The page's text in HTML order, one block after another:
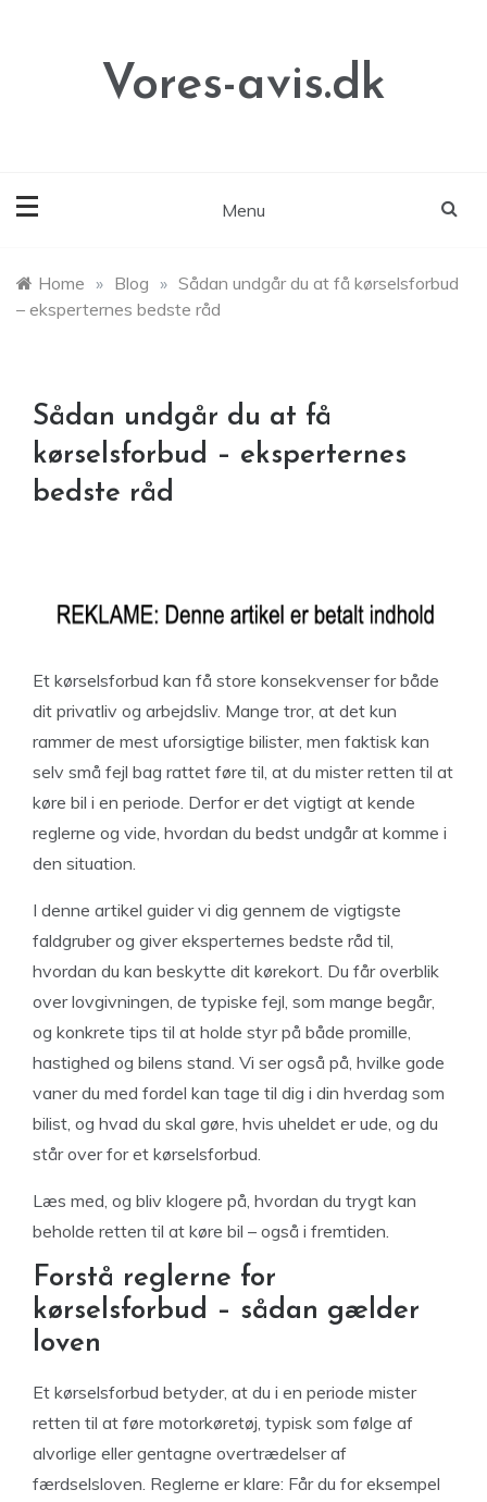
Vores-avis.dk
Menu
Home » Blog » Sådan undgår du at få kørselsforbud
– eksperternes bedste råd
Sådan undgår du at få
kørselsforbud – eksperternes
bedste råd
Et kørselsforbud kan få store konsekvenser for både
dit privatliv og arbejdsliv. Mange tror, at det kun
rammer de mest uforsigtige bilister, men faktisk kan
selv små fejl bag rattet føre til, at du mister retten til at
køre bil i en periode. Derfor er det vigtigt at kende
reglerne og vide, hvordan du bedst undgår at komme i
den situation.
I denne artikel guider vi dig gennem de vigtigste
faldgruber og giver eksperternes bedste råd til,
hvordan du kan beskytte dit kørekort. Du får overblik
over lovgivningen, de typiske fejl, som mange begår,
og konkrete tips til at holde styr på både promille,
hastighed og bilens stand. Vi ser også på, hvilke gode
vaner du med fordel kan tage til dig i din hverdag som
bilist, og hvad du skal gøre, hvis uheldet er ude, og du
står over for et kørselsforbud.
Læs med, og bliv klogere på, hvordan du trygt kan
beholde retten til at køre bil – også i fremtiden.
Forstå reglerne for
kørselsforbud – sådan gælder
loven
Et kørselsforbud betyder, at du i en periode mister
retten til at føre motorkøretøj, typisk som følge af
alvorlige eller gentagne overtrædelser af
færdselsloven. Reglerne er klare: Får du for eksempel